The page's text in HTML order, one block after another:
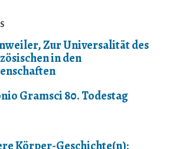
Zur Universalität des
in den
Gramsci 80. Todestag
Körper-Geschichte(n):